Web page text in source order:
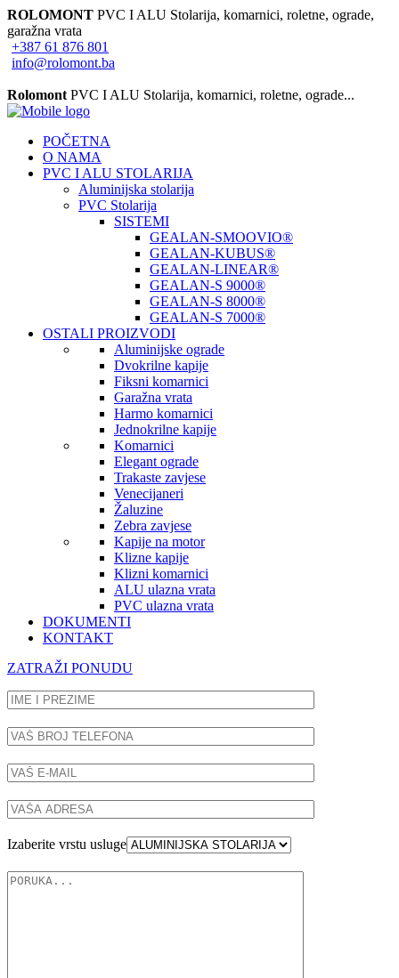
ROLOMONT PVC I ALU Stolarija, komarnici, roletne, ograde,
garažna vrata
+387 61 876 801
info@rolomont.ba
Rolomont PVC I ALU Stolarija, komarnici, roletne, ograde...
POČETNA
O NAMA
PVC I ALU STOLARIJA
Aluminijska stolarija
PVC Stolarija
SISTEMI
GEALAN-SMOOVIO®
GEALAN-KUBUS®
GEALAN-LINEAR®
GEALAN-S 9000®
GEALAN-S 8000®
GEALAN-S 7000®
OSTALI PROIZVODI
Aluminijske ograde
Dvokrilne kapije
Fiksni komarnici
Garažna vrata
Harmo komarnici
Jednokrilne kapije
Komarnici
Elegant ograde
Trakaste zavjese
Venecijaneri
Žaluzine
Zebra zavjese
Kapije na motor
Klizne kapije
Klizni komarnici
ALU ulazna vrata
PVC ulazna vrata
DOKUMENTI
KONTAKT
ZATRAŽI PONUDU
Izaberite vrstu usluge